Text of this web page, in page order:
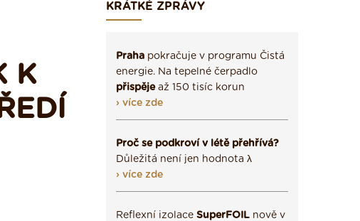
K
KRÁTKÉ ZPRÁVY
Praha pokračuje v programu Čistá
energie. Na tepelné čerpadlo
přispějeaž 150 tisíc korun
› více zde
Proč se podkroví v létě přehřívá?
Důležitá není jen hodnota λ
› více zde
Reflexní izolace SuperFOIL nově v